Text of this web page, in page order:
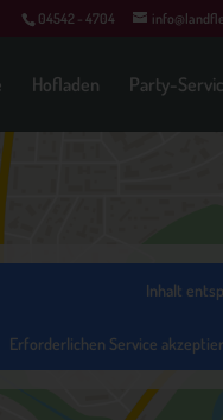
04542 - 4704
Hofladen Party-
Inhalt
Erforderlichen Service